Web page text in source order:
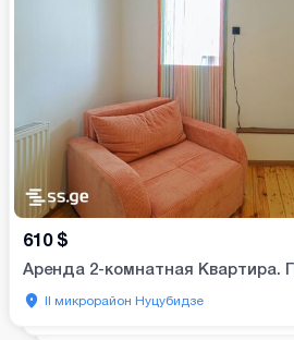
610 $
Аренда 2-комнатная Квартира.
II микрорайон Нуцубидзе